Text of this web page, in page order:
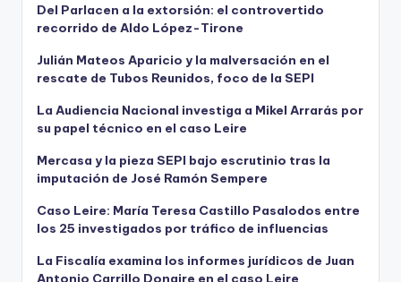
Del Parlacen a la extorsión: el controvertido
recorrido de Aldo López-Tirone
Julián Mateos Aparicio y la malversación en el
rescate de Tubos Reunidos, foco de la SEPI
La Audiencia Nacional investiga a Mikel Arrarás por
su papel técnico en el caso Leire
Mercasa y la pieza SEPI bajo escrutinio tras la
imputación de José Ramón Sempere
Caso Leire: María Teresa Castillo Pasalodos entre
los 25 investigados por tráfico de influencias
La Fiscalía examina los informes jurídicos de Juan
Antonio Carrillo Donaire en el caso Leire